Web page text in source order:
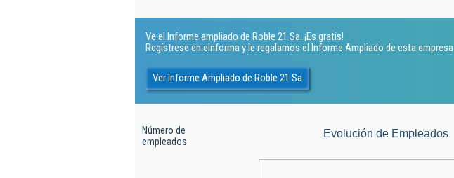
Ve el Informe ampliado de Roble 21 Sa. ¡Es gratis!
Regístrese en eInforma y le regalamos el Informe Ampliado de esta empresa
Ver Informe Ampliado de Roble 21 Sa
Número de
empleados
Evolución de Empleados